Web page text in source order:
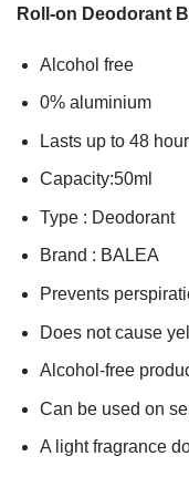
Roll-on Deodorant
Alcohol free
0% aluminium
Lasts up to 48
Capacity:50ml
Type : Deodorant
Brand : BALEA
Prevents
Does not cause
Alcohol-free
Can be used on
A light fragrance